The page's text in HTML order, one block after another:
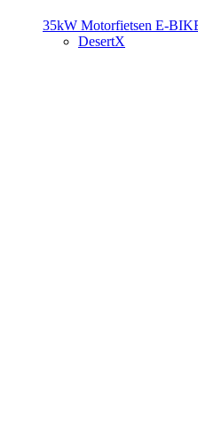
35kW Motorfietsen E-
DesertX